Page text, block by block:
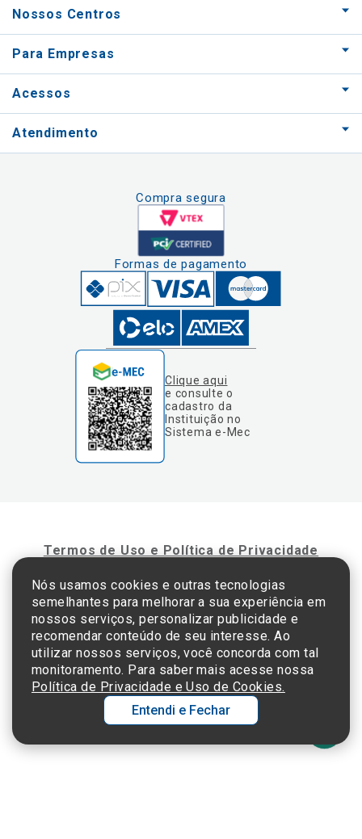
Nossos Centros
Para Empresas
Acessos
Atendimento
Compra segura
Formas de pagamento
Clique aqui
e consulte o
cadastro da
Instituição no
Sistema e-Mec
Termos de Uso e Política de Privacidade
©2025 Einstein Hospital Israelita -TODOS OS DIREITOS RESERVADOS
CNPJ: 60.765.823/0001-30 - Endereço: Av. Albert Einstein, 627 - Morumbi - São
Paulo - SP - 05652-000
Nós usamos cookies e outras tecnologias
semelhantes para melhorar a sua experiência em
nossos serviços, personalizar publicidade e
recomendar conteúdo de seu interesse. Ao
utilizar nossos serviços, você concorda com tal
monitoramento. Para saber mais acesse nossa
Política de Privacidade e Uso de Cookies.
Entendi e Fechar